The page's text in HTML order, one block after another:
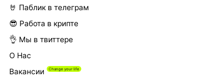
🤘 Паблик в телеграм
😎 Работа в крипте
👌 Мы в твиттере
О Нас
Вакансии